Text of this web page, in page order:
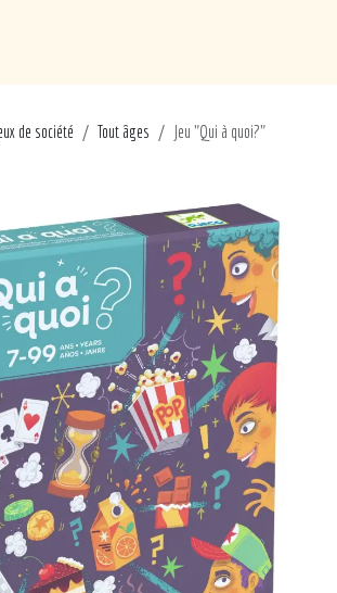
de société Tout âges Jeu "Qui à quoi?"